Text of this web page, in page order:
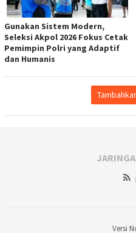
Gunakan Sistem Modern,
Seleksi Akpol 2026 Fokus Cetak
Pemimpin Polri yang Adaptif
dan Humanis
Versi